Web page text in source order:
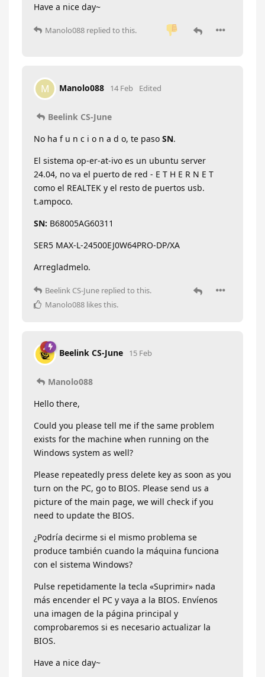
Have a nice day~
Manolo088 replied to this.
M Manolo088 14 Feb Edited
Beelink CS-June
No ha f u n c i o n a d o, te paso SN.
El sistema op-er-at-ivo es un ubuntu server
24.04, no va el puerto de red - E T H E R N E T
como el REALTEK y el resto de puertos usb.
t.ampoco.
SN: B68005AG60311
SER5 MAX-L-24500EJ0W64PRO-DP/XA
Arregladmelo.
Beelink CS-June replied to this.
Manolo088 likes this.
Beelink CS-June 15 Feb
Manolo088
Hello there,
Could you please tell me if the same problem
exists for the machine when running on the
Windows system as well?
Please repeatedly press delete key as soon as you
turn on the PC, go to BIOS. Please send us a
picture of the main page, we will check if you
need to update the BIOS.
¿Podría decirme si el mismo problema se
produce también cuando la máquina funciona
con el sistema Windows?
Pulse repetidamente la tecla «Suprimir» nada
más encender el PC y vaya a la BIOS. Envíenos
una imagen de la página principal y
comprobaremos si es necesario actualizar la
BIOS.
Have a nice day~